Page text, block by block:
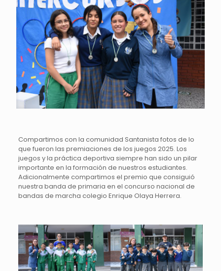
Compartimos con la comunidad Santanista fotos de lo
que fueron las premiaciones de los juegos 2025. Los
juegos y la práctica deportiva siempre han sido un pilar
importante en la formación de nuestros estudiantes.
Adicionalmente compartimos el premio que consiguió
nuestra banda de primaria en el concurso nacional de
bandas de marcha colegio Enrique Olaya Herrera.